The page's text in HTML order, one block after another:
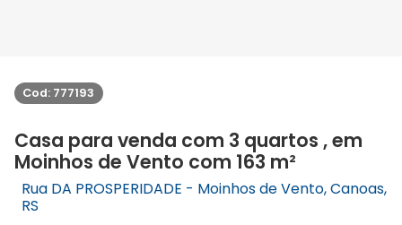
Cod: 777193
Casa para venda com 3 quartos , em
Moinhos de Vento com 163 m²
Rua DA PROSPERIDADE - Moinhos de Vento, Canoas,
RS